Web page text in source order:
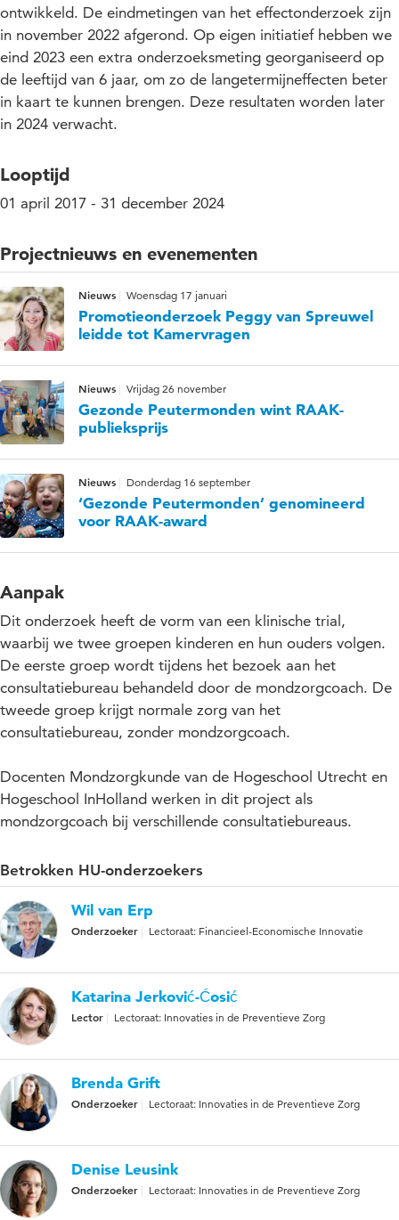
ontwikkeld. De eindmetingen van het effectonderzoek zijn
in november 2022 afgerond. Op eigen initiatief hebben we
eind 2023 een extra onderzoeksmeting georganiseerd op
de leeftijd van 6 jaar, om zo de langetermijneffecten beter
in kaart te kunnen brengen. Deze resultaten worden later
in 2024 verwacht.
Looptijd
01 april 2017 - 31 december 2024
Projectnieuws en evenementen
Nieuws Woensdag 17 januari
Promotieonderzoek Peggy van Spreuwel
leidde tot Kamervragen
Nieuws Vrijdag 26 november
Gezonde Peutermonden wint RAAK-
publieksprijs
Nieuws Donderdag 16 september
‘Gezonde Peutermonden’ genomineerd
voor RAAK-award
Aanpak
Dit onderzoek heeft de vorm van een klinische trial,
waarbij we twee groepen kinderen en hun ouders volgen.
De eerste groep wordt tijdens het bezoek aan het
consultatiebureau behandeld door de mondzorgcoach. De
tweede groep krijgt normale zorg van het
consultatiebureau, zonder mondzorgcoach.
Docenten Mondzorgkunde van de Hogeschool Utrecht en
Hogeschool InHolland werken in dit project als
mondzorgcoach bij verschillende consultatiebureaus.
Betrokken HU-onderzoekers
Wil van Erp
Onderzoeker Lectoraat: Financieel-Economische Innovatie
Katarina Jerković-Ćosić
Lector Lectoraat: Innovaties in de Preventieve Zorg
Brenda Grift
Onderzoeker Lectoraat: Innovaties in de Preventieve Zorg
Denise Leusink
Onderzoeker Lectoraat: Innovaties in de Preventieve Zorg